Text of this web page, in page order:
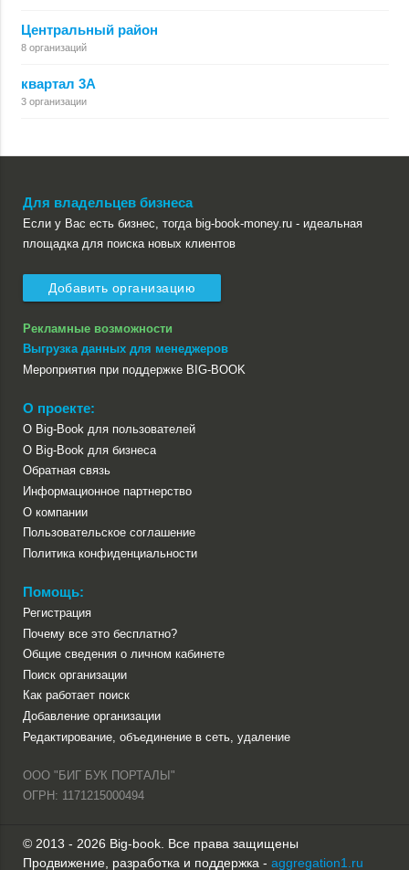
Центральный район
8 организаций
квартал 3А
3 организации
Для владельцев бизнеса
Если у Вас есть бизнес, тогда big-book-money.ru - идеальная
площадка для поиска новых клиентов
Добавить организацию
Рекламные возможности
Выгрузка данных для менеджеров
Мероприятия при поддержке BIG-BOOK
О проекте:
О Big-Book для пользователей
О Big-Book для бизнеса
Обратная связь
Информационное партнерство
О компании
Пользовательское соглашение
Политика конфиденциальности
Помощь:
Регистрация
Почему все это бесплатно?
Общие сведения о личном кабинете
Поиск организации
Как работает поиск
Добавление организации
Редактирование, объединение в сеть, удаление
ООО "БИГ БУК ПОРТАЛЫ"
ОГРН: 1171215000494
© 2013 - 2026 Big-book. Все права защищены
Продвижение, разработка и поддержка - aggregation1.ru